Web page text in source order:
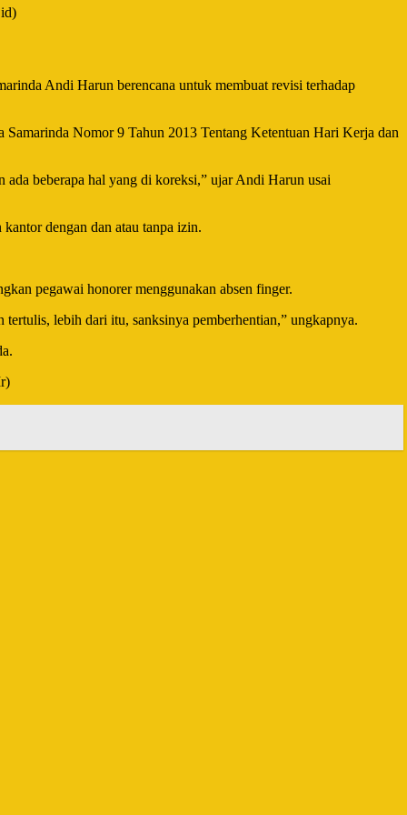
Andi Harun berencana untuk membuat revisi terhadap
Samarinda Nomor 9 Tahun 2013 Tentang Ketentuan Hari Kerja dan
ada beberapa hal yang di koreksi,” ujar Andi Harun usai
dengan dan atau tanpa izin.
pegawai honorer menggunakan absen finger.
lebih dari itu, sanksinya pemberhentian,” ungkapnya.